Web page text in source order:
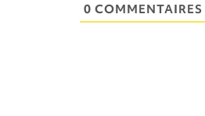
0 COMMENTAIRES